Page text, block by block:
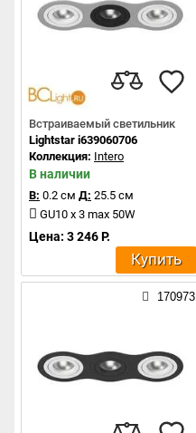
Встраиваемый светильник
Lightstar i639060706
Коллекция: Intero
В наличии
В: 0.2 см Д: 25.5 см
GU10 x 3 max 50W
Цена: 3 246 Р.
Купить
170973